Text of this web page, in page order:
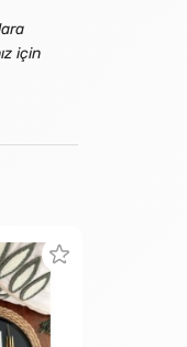
için